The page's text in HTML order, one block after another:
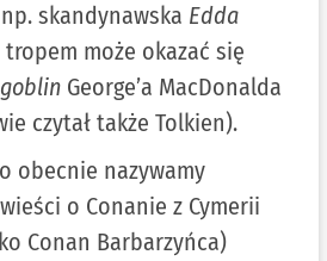
skandynawska Edda
tropem może okazać się
George’a MacDonalda
czytał także Tolkien).
obecnie nazywamy
o Conanie z Cymerii
Conan Barbarzyńca)